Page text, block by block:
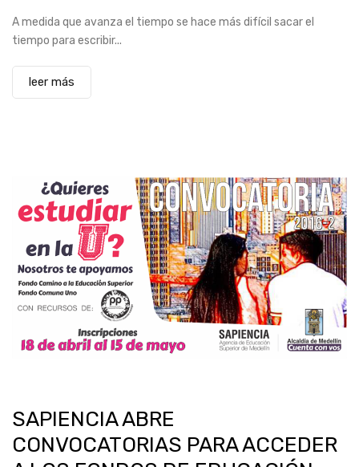
A medida que avanza el tiempo se hace más difícil sacar el
tiempo para escribir...
leer más
SAPIENCIA ABRE
CONVOCATORIAS PARA ACCEDER